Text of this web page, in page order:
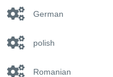
German
polish
Romanian